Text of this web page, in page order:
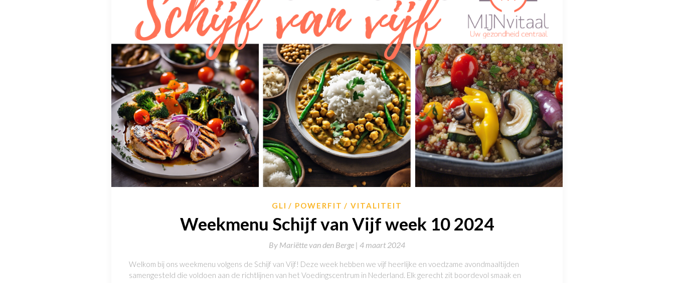
GLI POWERFIT VITALITEIT
Weekmenu Schijf van Vijf week 10 2024
By Mariëtte van den Berge | 4 maart 2024
Welkom bij ons weekmenu volgens de Schijf van Vijf! Deze week hebben we vijf heerlijke en voedzame avondmaaltijden
samengesteld die voldoen aan de richtlijnen van het Voedingscentrum in Nederland. Elk gerecht zit boordevol smaak en